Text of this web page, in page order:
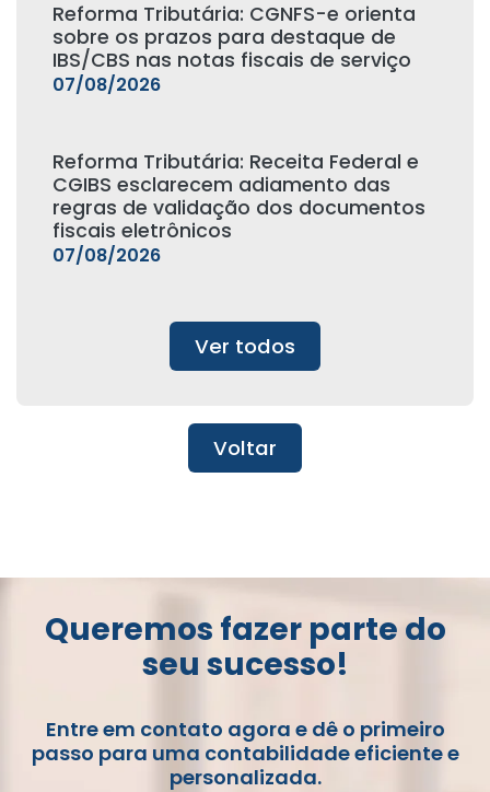
Reforma Tributária: CGNFS-e orienta
sobre os prazos para destaque de
IBS/CBS nas notas fiscais de serviço
07/08/2026
Reforma Tributária: Receita Federal e
CGIBS esclarecem adiamento das
regras de validação dos documentos
fiscais eletrônicos
07/08/2026
Ver todos
Voltar
Queremos fazer parte do
seu sucesso!
Entre em contato agora e dê o primeiro
passo para uma contabilidade eficiente e
personalizada.